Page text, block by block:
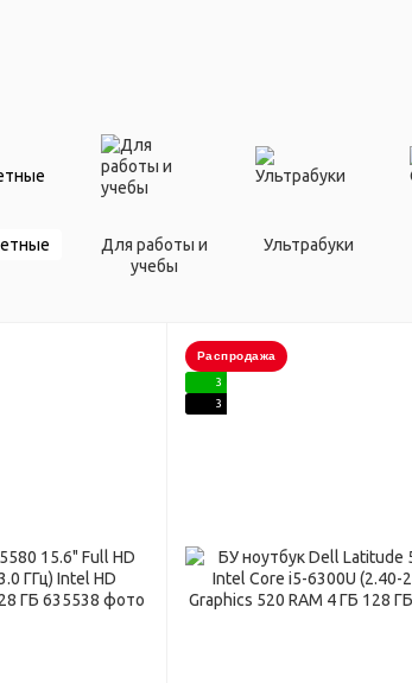
Для работы и
учебы
Ультрабуки
Распродажа
3
3